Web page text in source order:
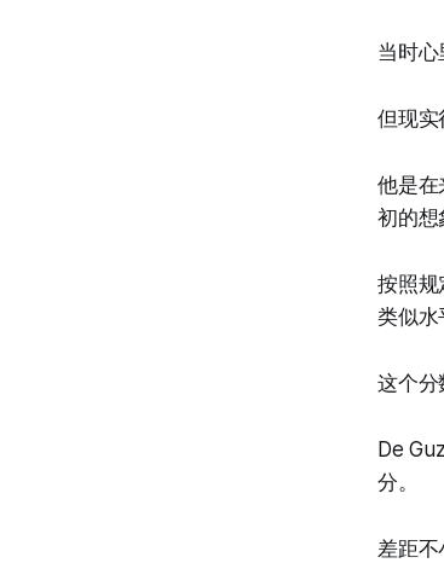
当时心
但现实
他是
初的想
按照规
类似水
这个分
De
分。
差距不